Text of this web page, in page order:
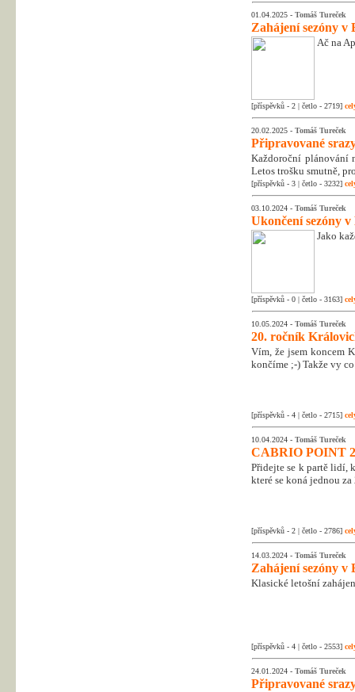
01.04.2025 - Tomáš Tureček
Zahájení sezóny v
Ač na
[příspěvků - 2 | četlo - 2719]
20.02.2025 - Tomáš Tureček
Připravované
Každoroční plánování
Letos trošku smutně,
[příspěvků - 3 | četlo - 3232]
03.10.2024 - Tomáš Tureček
Ukončení sezóny v
Jako
[příspěvků - 0 | četlo - 3163]
10.05.2024 - Tomáš Tureček
20. ročník
Vím, že jsem koncem
končíme ;-) Takže vy
[příspěvků - 4 | četlo - 2715]
10.04.2024 - Tomáš Tureček
CABRIO POINT
Přidejte se k partě lidí,
které se koná jednou
[příspěvků - 2 | četlo - 2786]
14.03.2024 - Tomáš Tureček
Zahájení sezóny v
Klasické letošní
[příspěvků - 4 | četlo - 2553]
24.01.2024 - Tomáš Tureček
Připravované